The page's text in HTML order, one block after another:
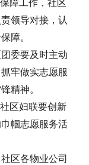
障工作，社区
领导对接，认
障。
委要及时主动
牢做实志愿服
精神。
区妇联要创新
帼志愿服务活
区各物业公司